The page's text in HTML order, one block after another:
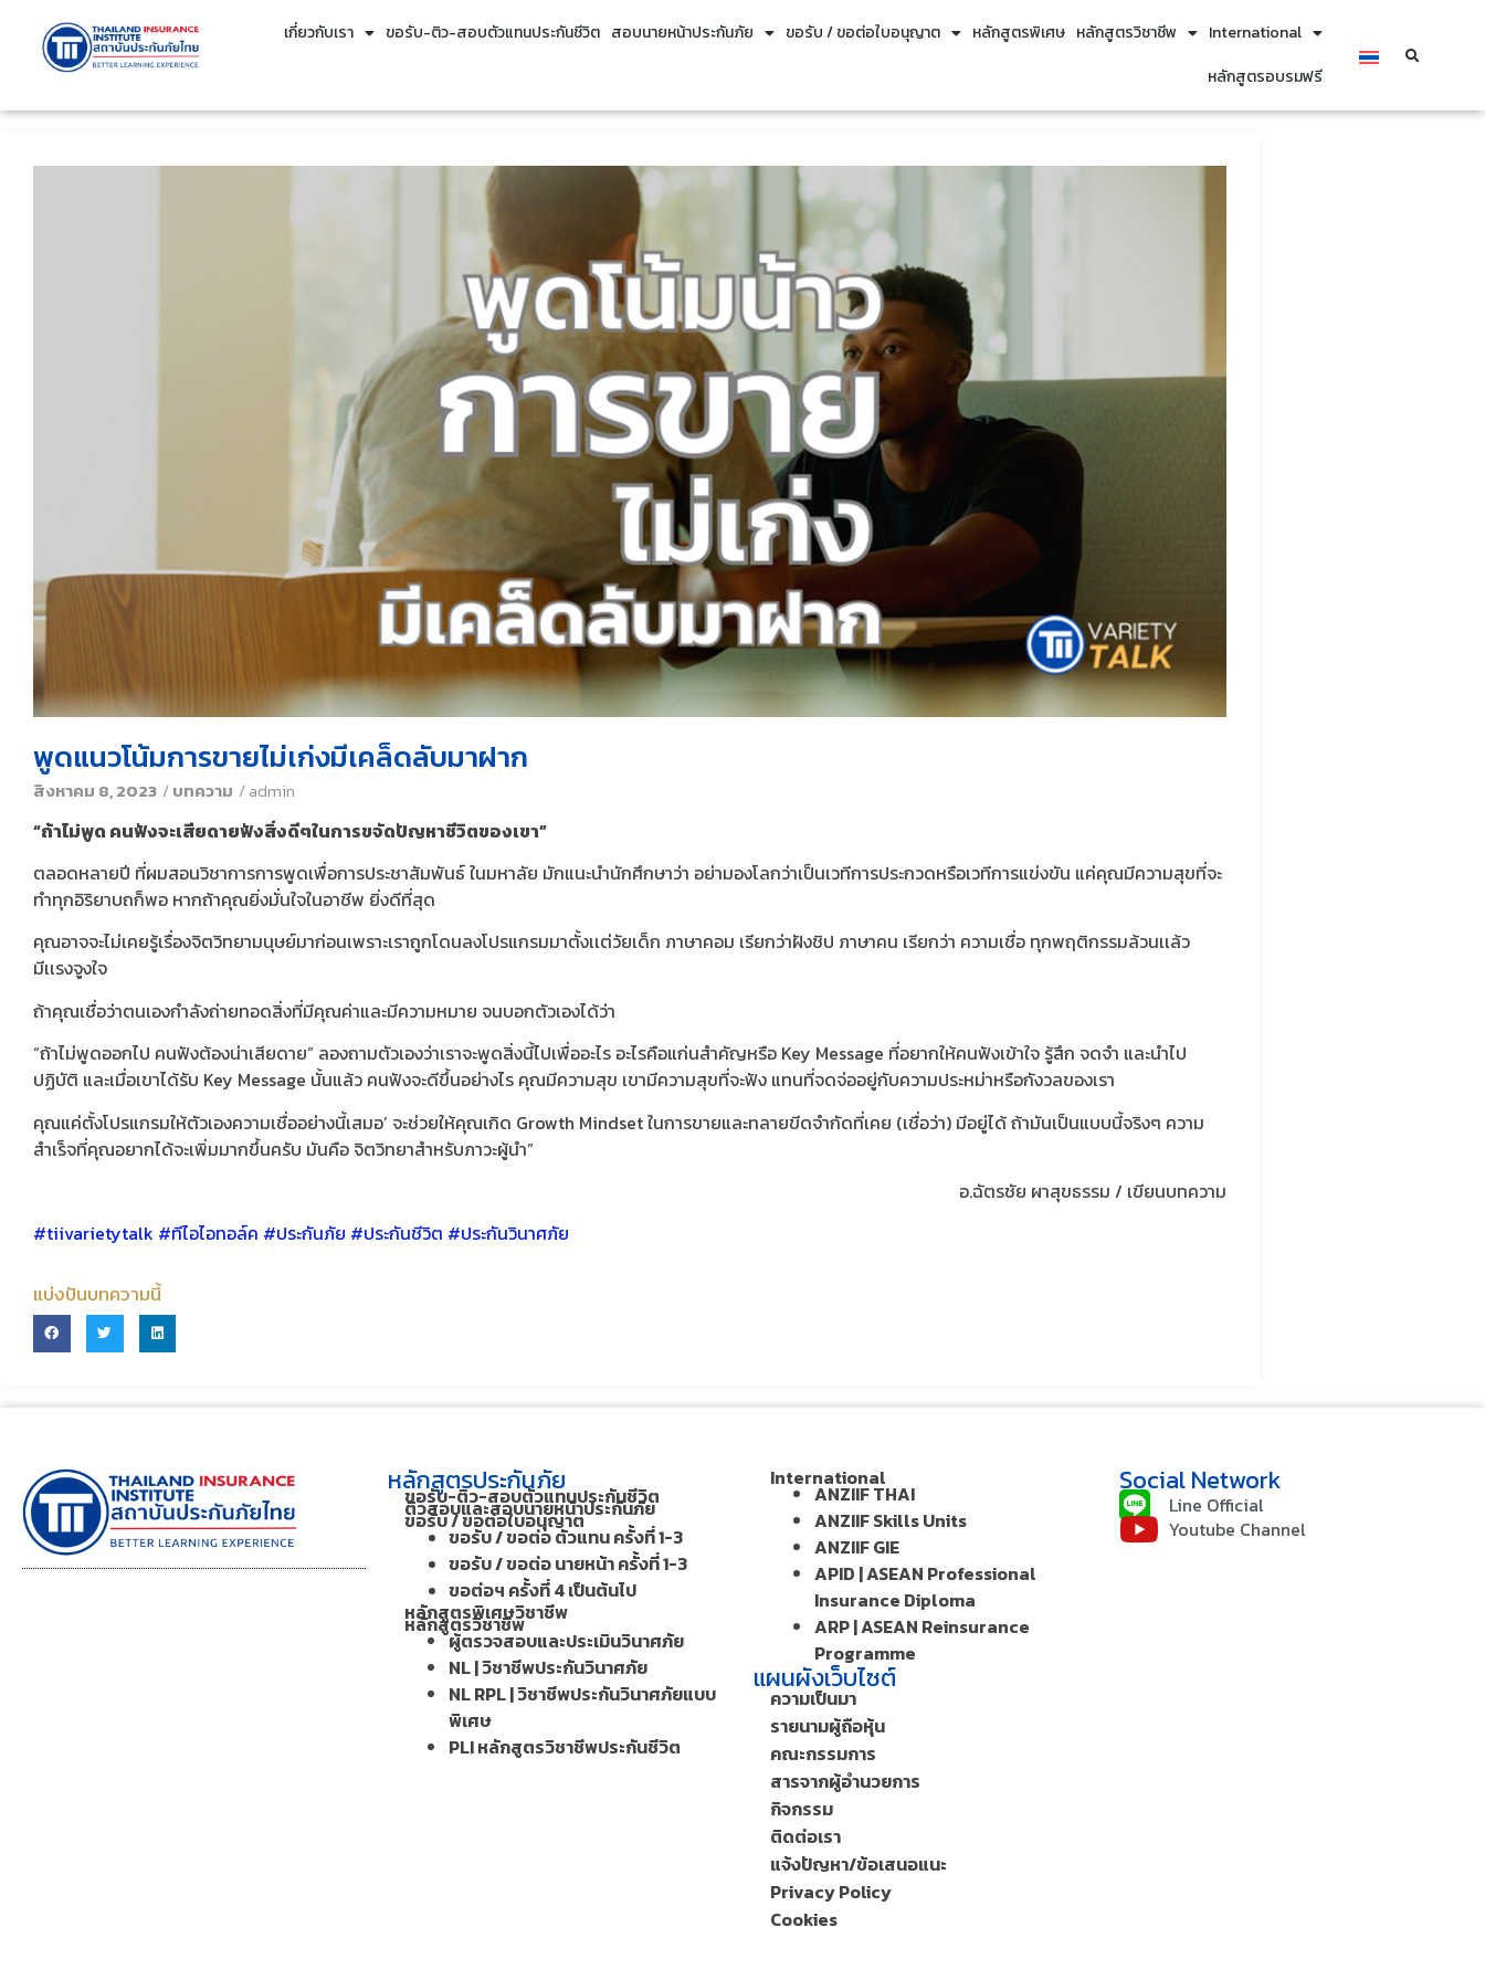
เกี่ยวกับเรา ขอรับ-ติว-สอบตัวแทนประกันชีวิต สอบนายหน้าประกันภัย ขอรับ / ขอต่อใบอนุญาต หลักสูตรพิเศษ หลักสูตรวิชาชีพ
International
หลักสูตรอบรมฟรี
พูดแนวโน้มการขายไม่เก่งมีเคล็ดลับมาฝาก
สิงหาคม 8, 2023 /บทความ /admin
“ถ้าไม่พูด คนฟังจะเสียดายฟังสิ่งดีๆในการขจัดปัญหาชีวิตของเขา”
ตลอดหลายปี​ ที่ผมสอนวิชาการการพูดเพื่อการประชาสัมพันธ์​ ในมหาลัย​ มักแนะนำนักศึกษาว่า อย่ามองโลกว่าเป็นเวทีการประกวดหรือเวทีการแข่งขัน แค่คุณมีความสุขที่จะ
ทำทุกอิริยาบถ​ก็พอ​ หากถ้าคุณยิ่งมั่นใจในอาชีพ​ ยิ่งดีที่สุด
คุณอาจจะไม่เคยรู้เรื่องจิตวิทยามนุษย์มาก่อนเพราะเราถูกโดนลงโปรแกรมมาตั้งเเต่วัยเด็ก ภาษาคอม เรียกว่าฝังชิป​ ภาษาคน​ เรียกว่า​ ความเชื่อ ทุกพฤติกรรมล้วนเเล้ว
มีเเรงจูงใจ
ถ้าคุณเชื่อว่าตนเองกำลังถ่ายทอดสิ่งที่มีคุณค่าและมีความหมาย จนบอกตัวเองได้ว่า
“ถ้าไม่พูดออกไป​ คนฟังต้องน่าเสียดาย” ลองถามตัวเองว่าเราจะพูดสิ่งนี้ไปเพื่ออะไร อะไรคือแก่นสำคัญหรือ Key Message ที่อยากให้คนฟังเข้าใจ รู้สึก จดจำ และนำไป
ปฏิบัติ และเมื่อเขาได้รับ Key Message นั้นแล้ว คนฟังจะดีขึ้นอย่างไร คุณมีความสุข​ เขามีความสุขที่จะฟัง​ แทนที่จดจ่ออยู่กับความประหม่าหรือกังวลของเรา
คุณแค่ตั้งโปรแกรมให้ตัวเองความเชื่ออย่างนี้เสมอ’ จะช่วยให้คุณเกิด Growth Mindset ในการขายและทลายขีดจำกัดที่เคย (เชื่อว่า) มีอยู่ได้ ถ้ามันเป็นแบบนี้จริงๆ ความ
สำเร็จที่คุณอยากได้จะเพิ่มมากขึ้นครับ มันคือ จิตวิทยาสำหรับภาวะผู้นำ”
อ.ฉัตรชัย​ ผาสุขธรรม​ / เขียนบทความ
#tiivarietytalk #ทีไอไอทอล์ค​ #ประกันภัย #ประกันชีวิต #ประกันวินาศภัย
แบ่งปันบทความนี้
หลักสูตรประกันภัย
ขอรับ-ติว-สอบตัวแทนประกันชีวิต
ติวสอบและสอบนายหน้าประกันภัย
ขอรับ / ขอต่อใบอนุญาต
ขอรับ / ขอต่อ ตัวแทน ครั้งที่ 1-3
ขอรับ / ขอต่อ นายหน้า ครั้งที่ 1-3
ขอต่อฯ ครั้งที่ 4 เป็นต้นไป
หลักสูตรพิเศษวิชาชีพ
หลักสูตรวิชาชีพ
ผู้ตรวจสอบและประเมินวินาศภัย
NL | วิชาชีพประกันวินาศภัย
NL RPL | วิชาชีพประกันวินาศภัยแบบ
พิเศษ
PLI หลักสูตรวิชาชีพประกันชีวิต
International
ANZIIF THAI
ANZIIF Skills Units
ANZIIF GIE
APID | ASEAN Professional
Insurance Diploma
ARP | ASEAN Reinsurance
Programme
แผนผังเว็บไซต์
ความเป็นมา
รายนามผู้ถือหุ้น
คณะกรรมการ
สารจากผู้อำนวยการ
กิจกรรม
ติดต่อเรา
แจ้งปัญหา/ข้อเสนอแนะ
Privacy Policy
Cookies
Social Network
Line Official
Youtube Channel